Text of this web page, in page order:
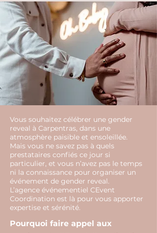
Vous souhaitez célébrer une gender
reveal à Carpentras, dans une
atmosphère paisible et ensoleillée.
Mais vous ne savez pas à quels
prestataires confiés ce jour si
particulier, et vous n’avez pas le temps
ni la connaissance pour organiser un
événement de gender reveal.
L’agence événementiel CEvent
Coordination est là pour vous apporter
expertise et sérénité.
Pourquoi faire appel aux